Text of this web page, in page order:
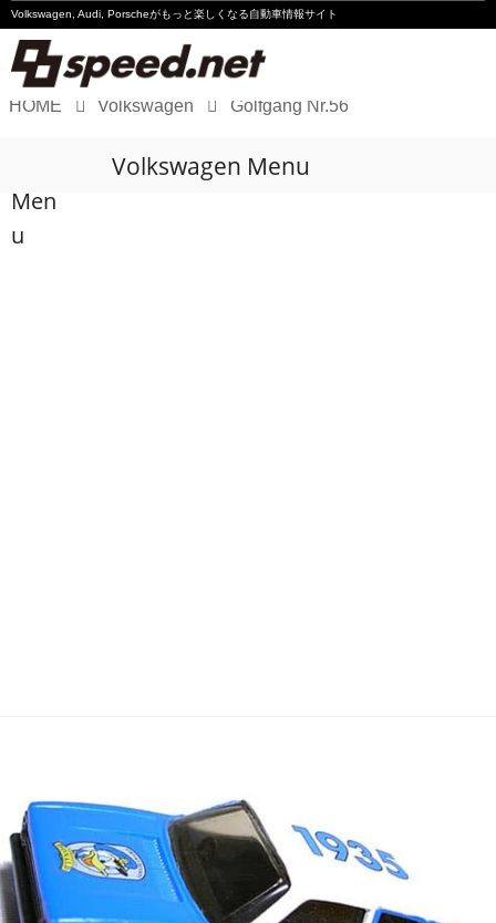
Volkswagen, Audi, Porscheがもっと楽しくなる自動車情報サイト
Audi
HOME Volkswagen Golfgang Nr.56
Men
u
Volkswagen Menu